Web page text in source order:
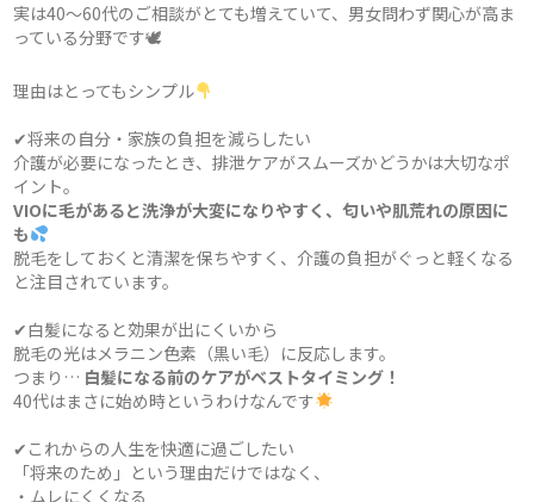
実は40〜60代のご相談がとても増えていて、男女問わず関心が高ま
っている分野です🕊
理由はとってもシンプル
✔将来の自分・家族の負担を減らしたい
介護が必要になったとき、排泄ケアがスムーズかどうかは大切なポ
イント。
VIOに毛があると洗浄が大変になりやすく、匂いや肌荒れの原因に
も
脱毛をしておくと清潔を保ちやすく、介護の負担がぐっと軽くなる
と注目されています。
✔白髪になると効果が出にくいから
脱毛の光はメラニン色素（黒い毛）に反応します。
つまり… 白髪になる前のケアがベストタイミング！
40代はまさに始め時というわけなんです
✔これからの人生を快適に過ごしたい
「将来のため」という理由だけではなく、
・ムレにくくなる